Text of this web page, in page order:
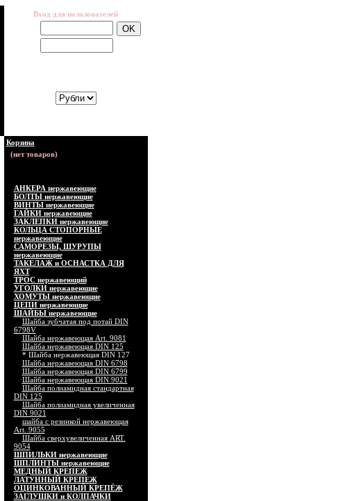
Вход для пользователей
Корзина
АНКЕРА нержавеющие
БОЛТЫ нержавеющие
ВИНТЫ нержавеющие
ГАЙКИ нержавеющие
ЗАКЛЕПКИ нержавеющие
КОЛЬЦА СТОПОРНЫЕ
нержавеющие
САМОРЕЗЫ, ШУРУПЫ
нержавеющие
ТАКЕЛАЖ и ОСНАСТКА ДЛЯ
ЯХТ
ТРОС нержавеющий
УГОЛКИ нержавеющие
ХОМУТЫ нержавеющие
ЦЕПИ нержавеющие
ШАЙБЫ нержавеющие
Шайба зубчатая под потай DIN
6798V
Шайба нержавеющая Art. 9081
Шайба нержавеющая DIN 125
* Шайба нержавеющая DIN 127
Шайба нержавеющая DIN 6798
Шайба нержавеющая DIN 6799
Шайба нержавеющая DIN 9021
Шайба полиамидная стандартная
DIN 125
Шайба полиамидная увеличенная
DIN 9021
шайба с резинкой нержавеющая
Art. 9055
Шайба сверхувеличенная ART.
9054
ШПИЛЬКИ нержавеющие
ШПЛИНТЫ нержавеющие
МЕДНЫЙ КРЕПЕЖ
ЛАТУННЫЙ КРЕПЕЖ
ОЦИНКОВАННЫЙ КРЕПЁЖ
ЗАГЛУШКИ и КОЛПАЧКИ